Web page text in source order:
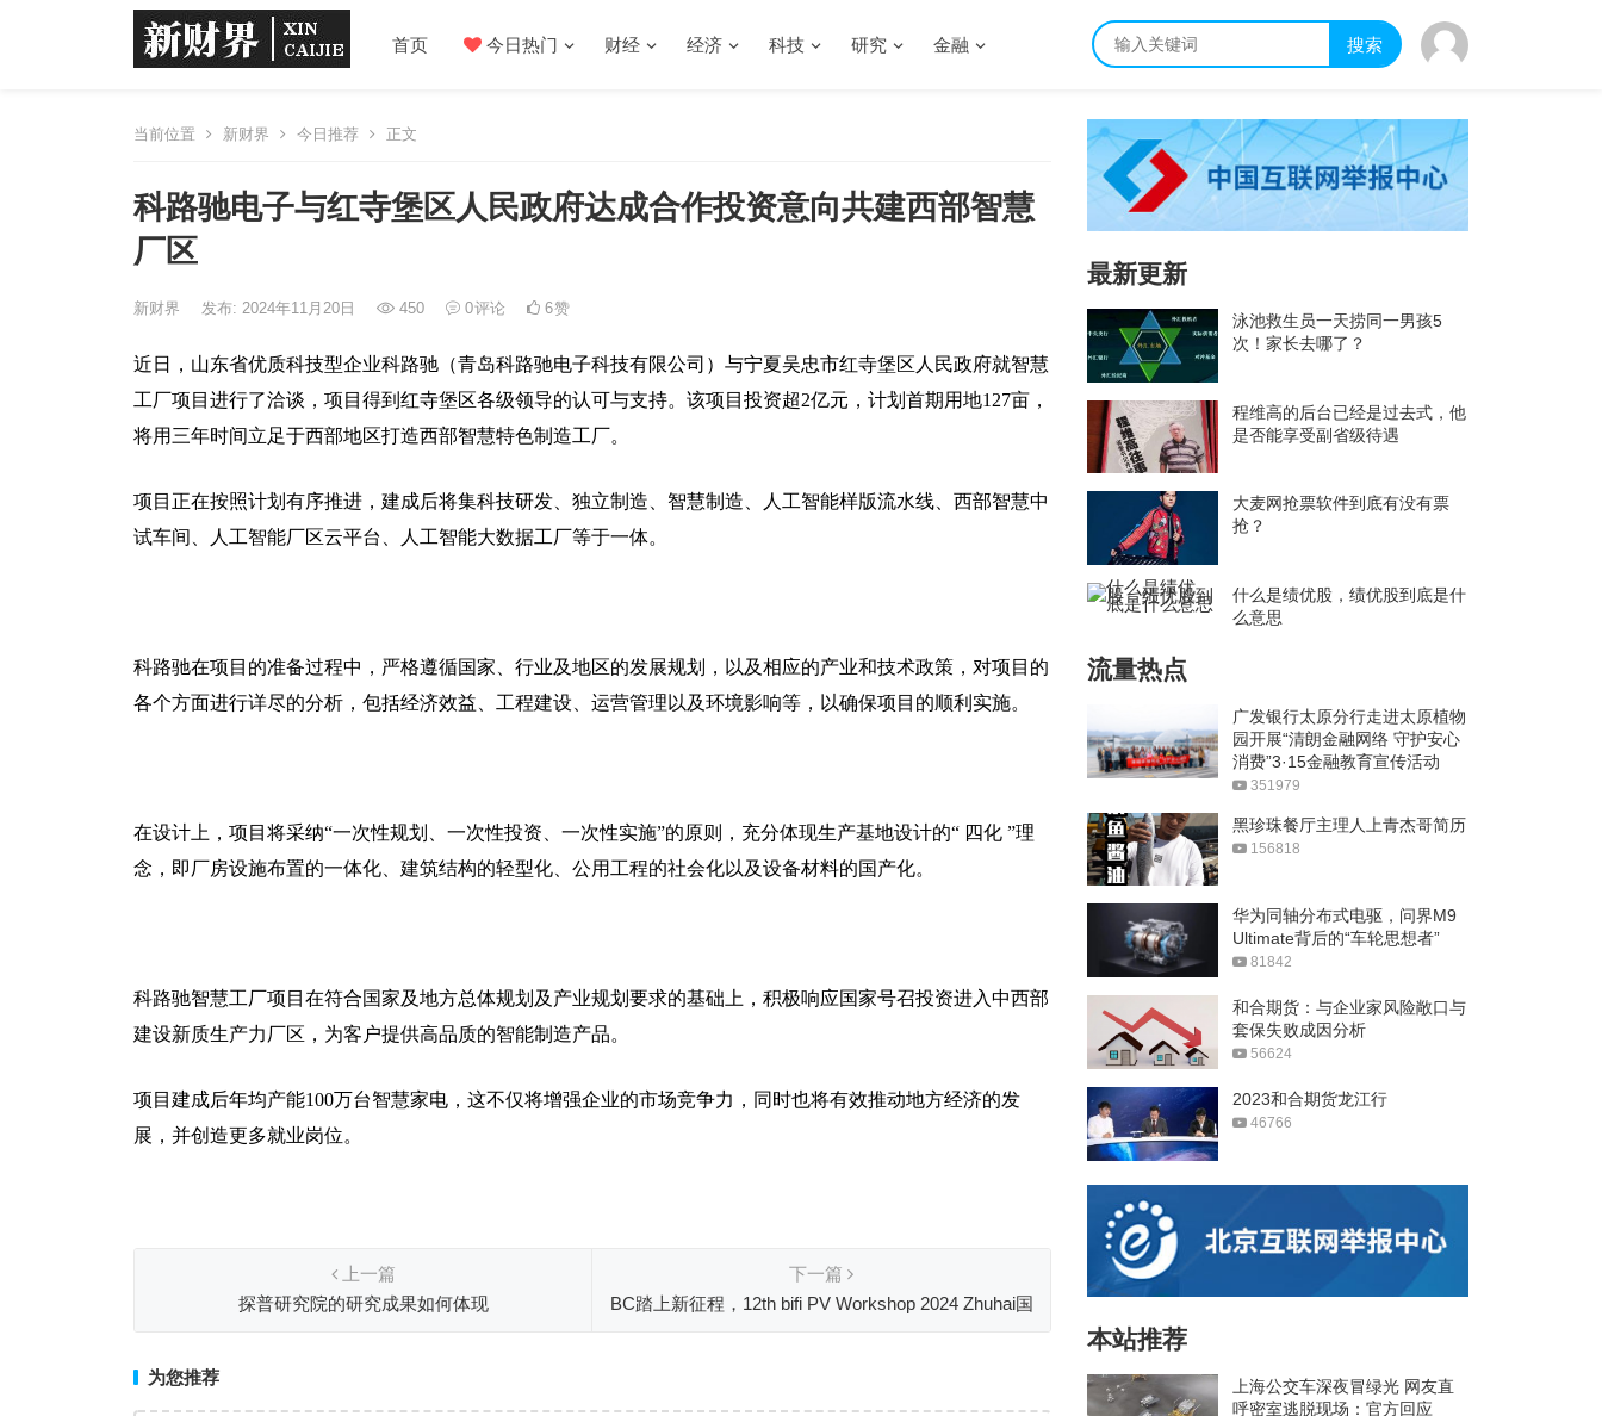
首页 今日热门 财经 经济 科技 研究 金融 搜索
当前位置 新财界 今日推荐 正文
科路驰电子与红寺堡区人民政府达成合作投资意向共建西部智慧
厂区
新财界 发布: 2024年11月20日 450 0评论 6赞
近日，山东省优质科技型企业科路驰（青岛科路驰电子科技有限公司）与宁夏吴忠市红寺堡区人民政府就智慧
工厂项目进行了洽谈，项目得到红寺堡区各级领导的认可与支持。该项目投资超2亿元，计划首期用地127亩，
将用三年时间立足于西部地区打造西部智慧特色制造工厂。
项目正在按照计划有序推进，建成后将集科技研发、独立制造、智慧制造、人工智能样版流水线、西部智慧中
试车间、人工智能厂区云平台、人工智能大数据工厂等于一体。
科路驰在项目的准备过程中，严格遵循国家、行业及地区的发展规划，以及相应的产业和技术政策，对项目的
各个方面进行详尽的分析，包括经济效益、工程建设、运营管理以及环境影响等，以确保项目的顺利实施。
在设计上，项目将采纳“一次性规划、一次性投资、一次性实施”的原则，充分体现生产基地设计的“ 四化 ”理
念，即厂房设施布置的一体化、建筑结构的轻型化、公用工程的社会化以及设备材料的国产化。
科路驰智慧工厂项目在符合国家及地方总体规划及产业规划要求的基础上，积极响应国家号召投资进入中西部
建设新质生产力厂区，为客户提供高品质的智能制造产品。
项目建成后年均产能100万台智慧家电，这不仅将增强企业的市场竞争力，同时也将有效推动地方经济的发
展，并创造更多就业岗位。
上一篇
探普研究院的研究成果如何体现
下一篇
BC踏上新征程，12th bifi PV Workshop 2024 Zhuhai国
为您推荐
最新更新
泳池救生员一天捞同一男孩5
次！家长去哪了？
程维高的后台已经是过去式，他
是否能享受副省级待遇
大麦网抢票软件到底有没有票
抢？
什么是绩优股，绩优股到底是什
么意思
流量热点
广发银行太原分行走进太原植物
园开展“清朗金融网络 守护安心
消费”3·15金融教育宣传活动
351979
黑珍珠餐厅主理人上青杰哥简历
156818
华为同轴分布式电驱，问界M9
Ultimate背后的“车轮思想者”
81842
和合期货：与企业家风险敞口与
套保失败成因分析
56624
2023和合期货龙江行
46766
本站推荐
上海公交车深夜冒绿光 网友直
呼密室逃脱现场：官方回应